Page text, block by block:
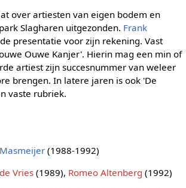
over artiesten van eigen bodem en
Slagharen uitgezonden. Frank
presentatie voor zijn rekening. Vast
Ouwe Kanjer'. Hierin mag een min of
artiest zijn succesnummer van weleer
brengen. In latere jaren is ook 'De
vaste rubriek.
(1988-1992)
Vries(1989), Romeo Altenberg (1992)